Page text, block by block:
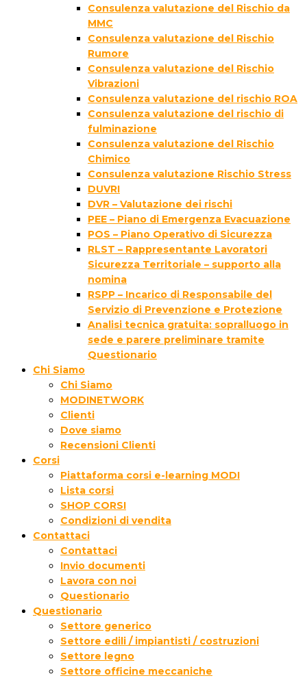
Consulenza valutazione del Rischio da
MMC
Consulenza valutazione del Rischio
Rumore
Consulenza valutazione del Rischio
Vibrazioni
Consulenza valutazione del rischio ROA
Consulenza valutazione del rischio di
fulminazione
Consulenza valutazione del Rischio
Chimico
Consulenza valutazione Rischio Stress
DUVRI
DVR – Valutazione dei rischi
PEE – Piano di Emergenza Evacuazione
POS – Piano Operativo di Sicurezza
RLST – Rappresentante Lavoratori
Sicurezza Territoriale – supporto alla
nomina
RSPP – Incarico di Responsabile del
Servizio di Prevenzione e Protezione
Analisi tecnica gratuita: sopralluogo in
sede e parere preliminare tramite
Questionario
Chi Siamo
Chi Siamo
MODINETWORK
Clienti
Dove siamo
Recensioni Clienti
Corsi
Piattaforma corsi e-learning MODI
Lista corsi
SHOP CORSI
Condizioni di vendita
Contattaci
Contattaci
Invio documenti
Lavora con noi
Questionario
Questionario
Settore generico
Settore edili / impiantisti / costruzioni
Settore legno
Settore officine meccaniche